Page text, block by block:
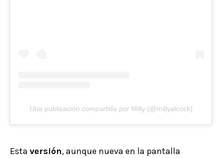
Una publicación compartida por Milly (@millyalcock)
Esta versión, aunque nueva en la pantalla